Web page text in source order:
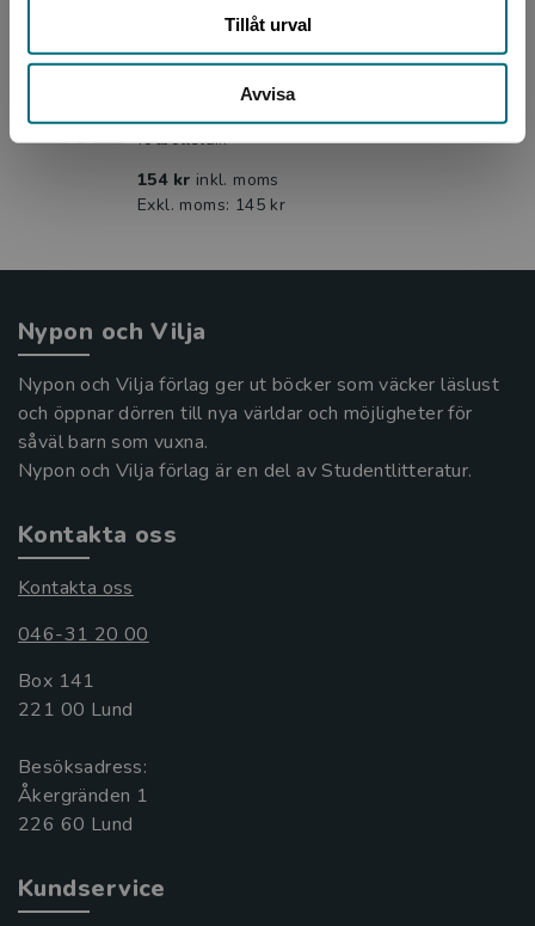
Tillåt urval
Avvisa
Doris och glasägget
Bärgahem i norra Sverige, långt ifrån Göteborg
där Doris har sina kompisar, sin skola och sitt
fotbollsla...
154 kr inkl. moms
Exkl. moms: 145 kr
Nypon och Vilja
Nypon och Vilja förlag ger ut böcker som väcker läslust
och öppnar dörren till nya världar och möjligheter för
såväl barn som vuxna.
Nypon och Vilja förlag är en del av Studentlitteratur.
Kontakta oss
Kontakta oss
046-31 20 00
Box 141
221 00 Lund
Besöksadress:
Åkergränden 1
Kundservice